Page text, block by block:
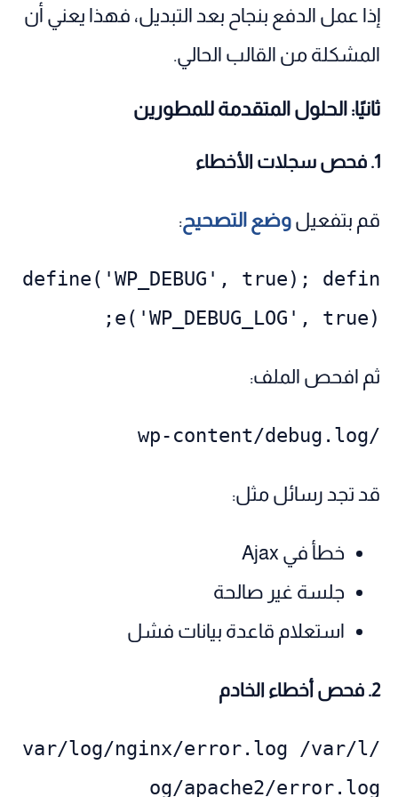
إذا عمل الدفع بنجاح بعد التبديل، فهذا يعني أن
المشكلة من القالب الحالي.
ثانيًا: الحلول المتقدمة للمطورين
1. فحص سجلات الأخطاء
قم بتفعيل وضع التصحيح:
define('WP_DEBUG', true); defin
e('WP_DEBUG_LOG', true);
ثم افحص الملف:
/wp-content/debug.log
قد تجد رسائل مثل:
خطأ في Ajax
جلسة غير صالحة
استعلام قاعدة بيانات فشل
2. فحص أخطاء الخادم
/var/log/nginx/error.log /var/l
og/apache2/error.log